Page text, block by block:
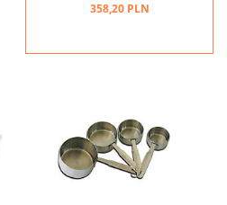
358,20 PLN